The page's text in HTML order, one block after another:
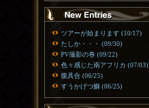
ツアーが始まります (10/17)
たしか・・・ (09/30)
PV撮影の巻 (09/22)
色々感じた南アフリカ (07/03)
腹具合 (06/25)
すうかげつ鰤 (06/25)